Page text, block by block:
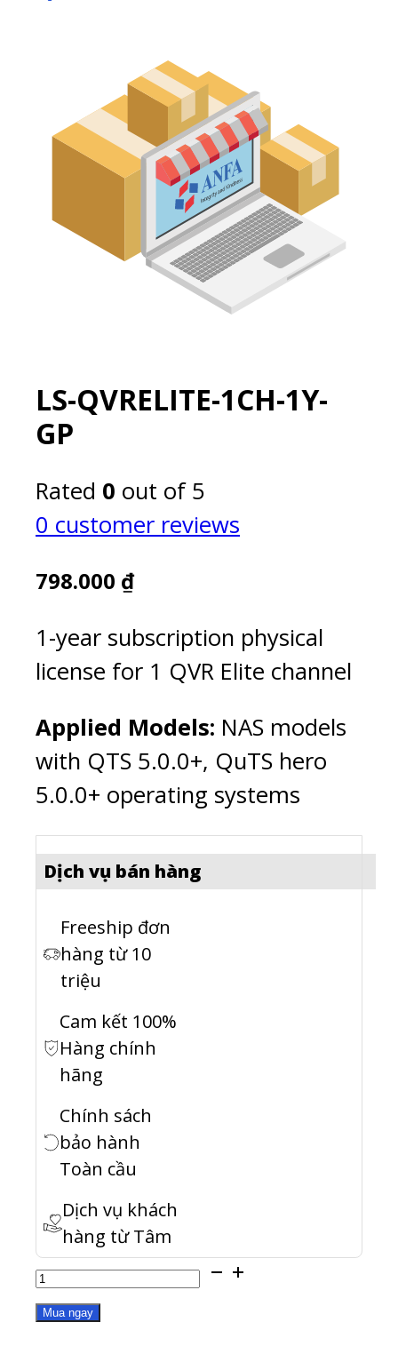
LS-QVRELITE-1CH-1Y-
GP
Rated 0 out of 5
0 customer reviews
798.000 ₫
1-year subscription physical
license for 1 QVR Elite channel
Applied Models: NAS models
with QTS 5.0.0+, QuTS hero
5.0.0+ operating systems
Dịch vụ bán hàng
Freeship đơn
hàng từ 10
triệu
Cam kết 100%
Hàng chính
hãng
Chính sách
bảo hành
Toàn cầu
Dịch vụ khách
hàng từ Tâm
LS-
QVRELITE-
Mua ngay